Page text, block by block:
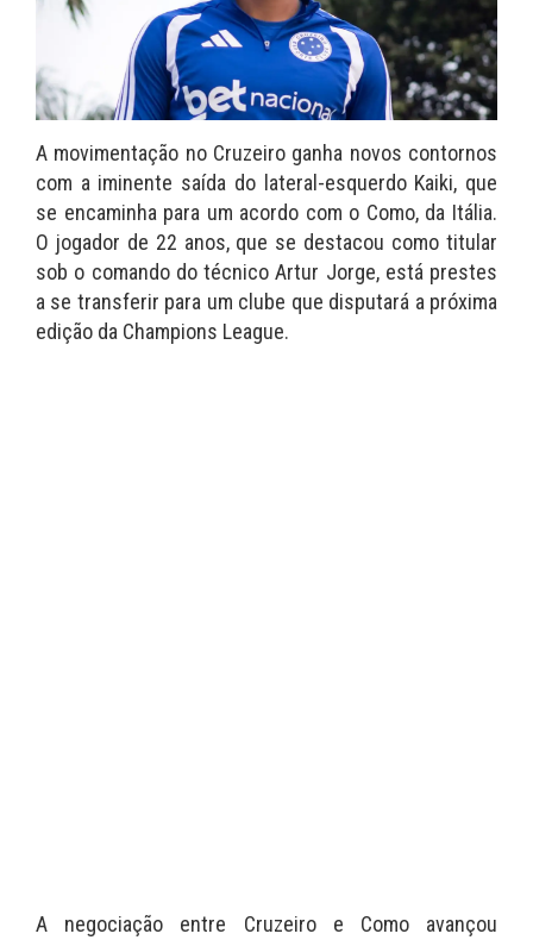
A movimentação no Cruzeiro ganha novos contornos
com a iminente saída do lateral-esquerdo Kaiki, que
se encaminha para um acordo com o Como, da Itália.
O jogador de 22 anos, que se destacou como titular
sob o comando do técnico Artur Jorge, está prestes
a se transferir para um clube que disputará a próxima
edição da Champions League.
A negociação entre Cruzeiro e Como avançou